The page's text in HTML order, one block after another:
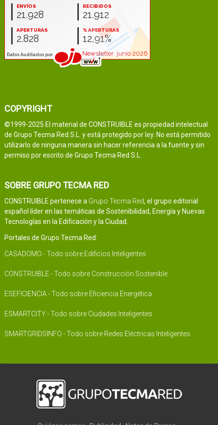
COPYRIGHT
©1999-2025 El material de CONSTRUIBLE es propiedad intelectual
de Grupo Tecma Red S.L. y está protegido por ley. No está permitido
utilizarlo de ninguna manera sin hacer referencia a la fuente y sin
permiso por escrito de Grupo Tecma Red S.L.
SOBRE GRUPO TECMA RED
CONSTRUIBLE pertenece a Grupo Tecma Red, el grupo editorial
español líder en las temáticas de Sostenibilidad, Energía y Nuevas
Tecnologías en la Edificación y la Ciudad.
Portales de Grupo Tecma Red:
CASADOMO - Todo sobre Edificios Inteligentes
CONSTRUIBLE - Todo sobre Construcción Sostenible
ESEFICIENCIA - Todo sobre Eficiencia Energética
ESMARTCITY - Todo sobre Ciudades Inteligentes
SMARTGRIDSINFO - Todo sobre Redes Eléctricas Inteligentes